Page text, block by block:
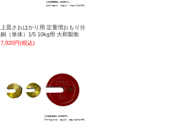
上皿さおはかり用 定量増おもり分
銅（単体）1/5 10kg用 大和製衡
7,920円(税込)